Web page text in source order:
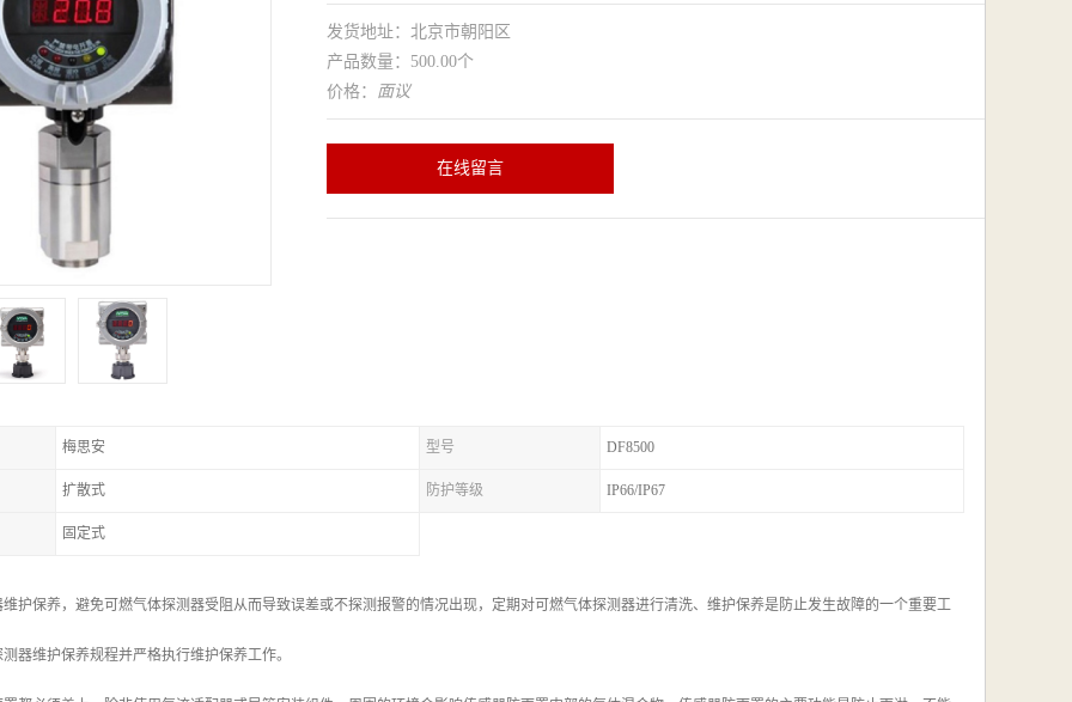
发货地址：北京市朝阳区
产品数量：500.00个
价格： 面议
在线留言
梅思安 型号 DF8500
扩散式 防护等级 IP66/IP67
固定式
护保养，避免可燃气体探测器受阻从而导致误差或不探测报警的情况出现，定期对可燃气体探测器进行清洗、维护保养是防止发生故障的一个重要工
器维护保养规程并严格执行维护保养工作。